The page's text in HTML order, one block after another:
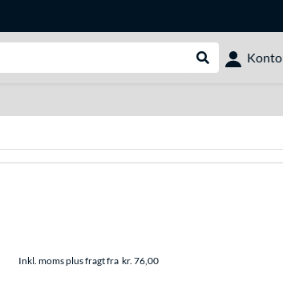
Udfør søgning
Konto
Inkl. moms plus fragt fra kr. 76,00